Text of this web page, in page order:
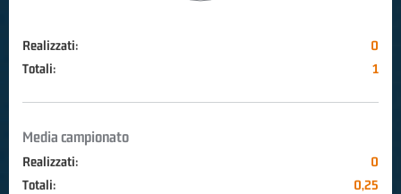
Realizzati:
0
Totali:
1
Media campionato
Realizzati:
0
Totali:
0,25